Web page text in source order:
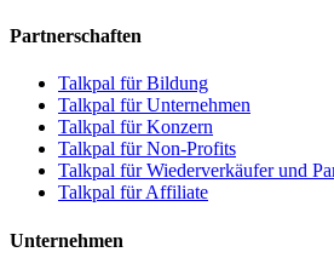
Partnerschaften
Talkpal für Bildung
Talkpal für Unternehmen
Talkpal für Konzern
Talkpal für Non-Profits
Talkpal für Wiederverkäufer und
Talkpal für Affiliate
Unternehmen